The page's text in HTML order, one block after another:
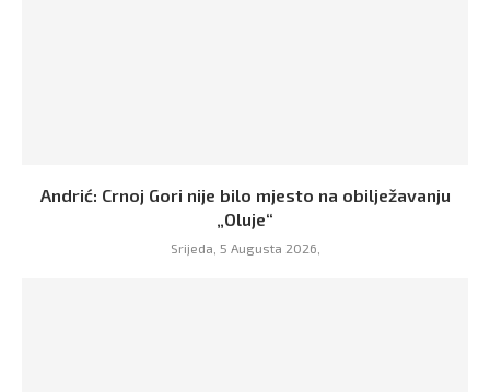
Andrić: Crnoj Gori nije bilo mjesto na obilježavanju
„Oluje“
Srijeda, 5 Augusta 2026,